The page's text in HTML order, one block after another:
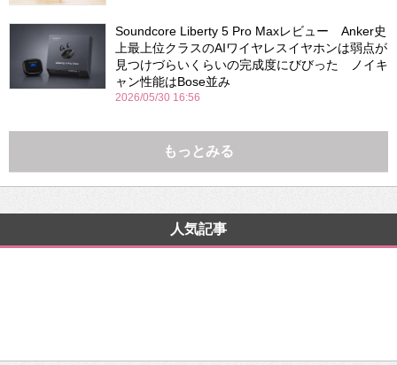
Soundcore Liberty 5 Pro Maxレビュー Anker史
上最上位クラスのAIワイヤレスイヤホンは弱点が
見つけづらいくらいの完成度にびびった ノイキ
ャン性能はBose並み
2026/05/30 16:56
もっとみる
人気記事